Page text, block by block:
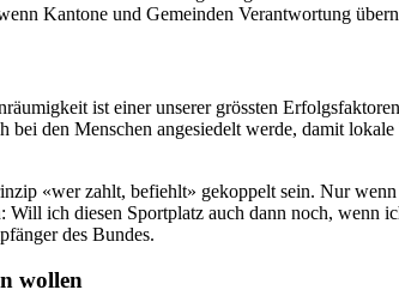
Kantone und Gemeinden Verantwortung
ist einer unserer grössten
bei den Menschen angesiedelt werde, damit
«wer zahlt, befiehlt» gekoppelt sein. Nur
ich diesen Sportplatz auch dann noch, wenn
des Bundes.
wollen